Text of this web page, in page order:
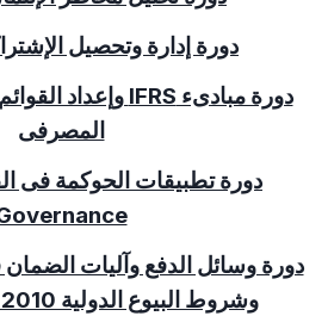
دورة إدارة وتحصيل
دورة مبادىء IFRSوإعداد
المصرفى
دورة تطبيقات الحوكمة فى
Governance
دورة وسائل الدفع وآليات الضمان
وشروط البيوع الدولية 2010